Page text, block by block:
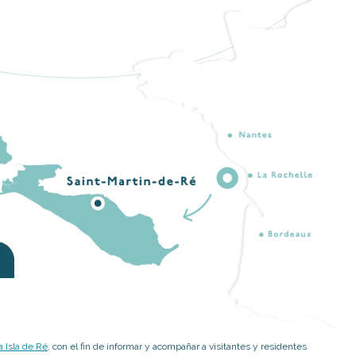
Isla de Ré, con el fin de informar y acompañar a visitantes y residentes